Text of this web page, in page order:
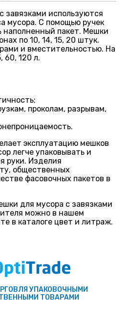
завязками используются
мусора. С помощью ручек
наполненный пакет. Мешки
по 10, 14, 15, 20 штук.
и вместительностью. На
60, 120 л.
проколам, разрывам,
эксплуатацию мешков
легче упаковывать и
руки. Изделия
общественных
фасовочных пакетов в
для мусора с завязками
можно в нашем
в каталоге цвет и литраж.
УПАКОВОЧНЫМИ
ТОВАРАМИ